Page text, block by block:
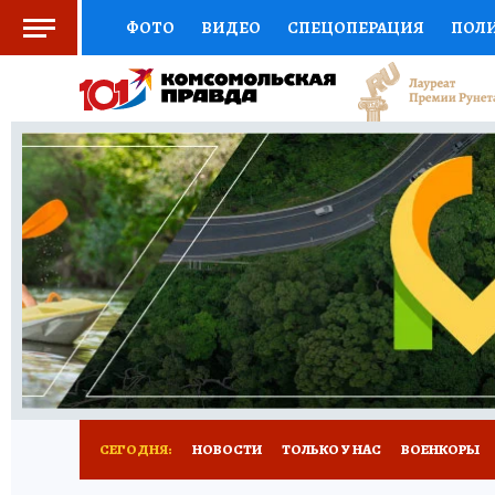
ФОТО ВИДЕО СПЕЦОПЕРАЦИЯ
СОЦПОДДЕРЖКА НАУКА СПЕЦПРОЕКТЫ
НАЦИОНАЛЬНЫЕ ПРОЕКТЫ РОССИИ
ЖЕНСКИЕ СЕКРЕТЫ ПУТЕВОДИТЕЛЬ
ДЕФИЦИТ ЖЕЛЕЗА ПРЕСС-ЦЕНТР
РЕКЛАМА ТЕСТЫ НОВОЕ НА САЙТЕ
СЕГОДНЯ: НОВОСТИ ТОЛЬКО У НАС ВОЕНКОРЫ